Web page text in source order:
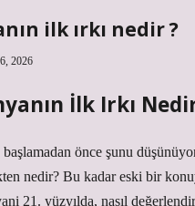
ilk ırkı nedir ?
2026
İlk Irkı
başlamadan önce şunu
nedir? Bu kadar eski bir
21. yüzyılda, nasıl